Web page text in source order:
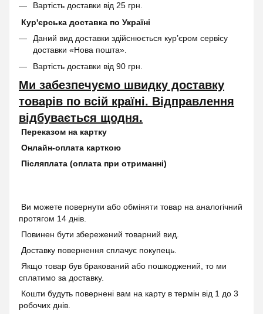
Вартість доставки від 25 грн.
Кур'єрська доставка по Україні
Даний вид доставки здійснюється кур’єром сервісу
доставки «Нова пошта».
Вартість доставки від 90 грн.
Ми забезпечуємо швидку доставку
товарів по всій країні. Відправлення
відбувається щодня.
Переказом на картку
Онлайн-оплата карткою
Післяплата (оплата при отриманні)
Ви можете повернути або обміняти товар на аналогічний
протягом 14 днів.
Повинен бути збережений товарний вид.
Доставку повернення сплачує покупець.
Якщо товар був бракований або пошкоджений, то ми
сплатимо за доставку.
Кошти будуть повернені вам на карту в термін від 1 до 3
робочих днів.